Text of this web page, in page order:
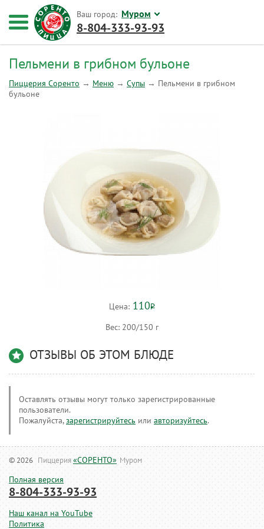
Пельмени в грибном бульоне
Пиццерия Соренто → Меню → Супы → Пельмени в грибном
бульоне
Цена: 110Р
Вес: 200/150 г
ОТЗЫВЫ ОБ ЭТОМ БЛЮДЕ
Оставлять отзывы могут только зарегистрированные
пользователи.
Пожалуйста,зарегистрируйтесь или авторизуйтесь.
© 2026 Пиццерия«СОРЕНТО» Муром
Полная версия
8-804-333-93-93
Наш канал на YouTube
Политика
Ваш город: Муром
8-804-333-93-93